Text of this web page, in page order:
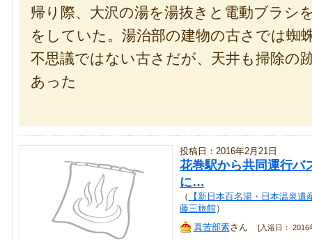
帰り際、大沢の湯を湯抜きと電動ブラシ
をしていた。湯治部の建物の古さでは蜘
不思議ではない古さだが、天井も掃除の
あった
投稿日：2016年2月21日
花巻駅から共同運行バ
に…
（ 【新日本百名湯・日本温泉遺
藤三旅館）
真苦部素さん [入浴日： 2016